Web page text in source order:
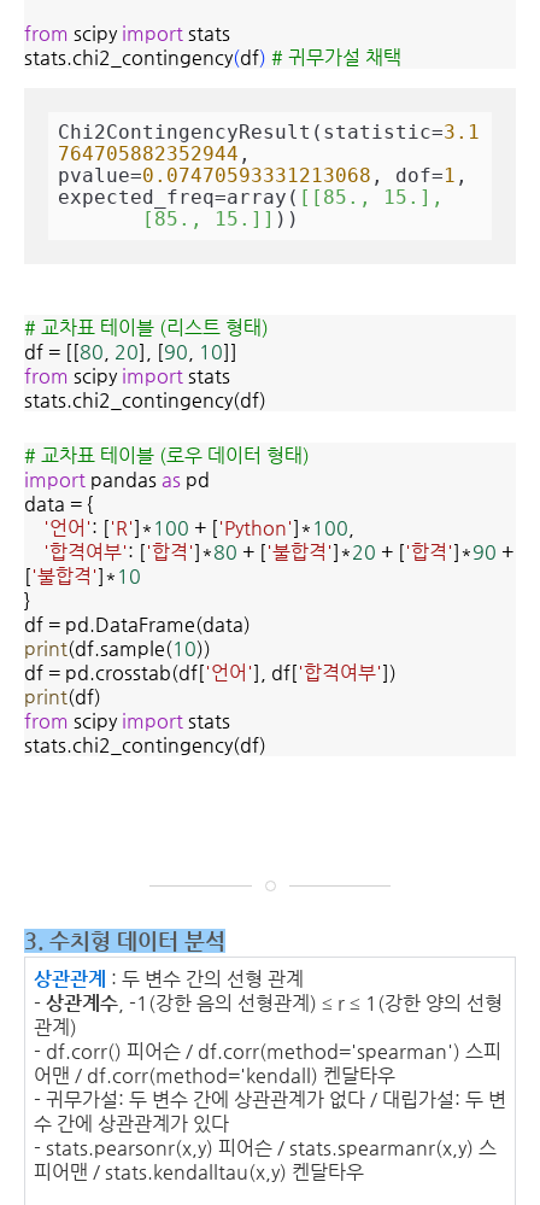
from scipy import stats
stats.chi2_contingency(df) # 귀무가설 채택
Chi2ContingencyResult(statistic=3.1
764705882352944 ,
pvalue=0.07470593331213068 , dof=1 ,
expected_freq=array( [[85., 15.],
       [85., 15.]]
))
# 교차표 테이블 (리스트 형태)
df = [[80 20], [90 10]]
from scipy import stats
stats.chi2_contingency(df)
# 교차표 테이블 (로우 데이터 형태)
import pandas as pd
data = {
'언어': ['R']* 100 + ['Python']* 100
'합격여부': ['합격']*80 + ['불합격']*20 + ['합격']*90 +
['불합격']* 10
}
df = pd.DataFrame(data)
print(df.sample(10))
df = pd.crosstab(df['언어'], df['합격여부'])
print(df)
from scipy import stats
stats.chi2_contingency(df)
3. 수치형 데이터 분석
상관관계 : 두 변수 간의 선형 관계
- 상관계수 , -1(강한 음의 선형관계) ≤ r ≤ 1(강한 양의 선형
관계)
- df.corr() 피어슨 / df.corr(method='spearman') 스피
어맨 / df.corr(method='kendall) 켄달타우
- 귀무가설: 두 변수 간에 상관관계가 없다 / 대립가설: 두 변
수 간에 상관관계가 있다
- stats.pearsonr(x,y) 피어슨 / stats.spearmanr(x,y) 스
피어맨 / stats.kendalltau(x,y) 켄달타우